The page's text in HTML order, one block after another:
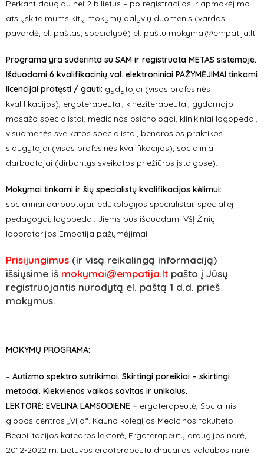
Perkant daugiau nei 2 bilietus – po registracijos ir apmokėjimo
atsiųskite mums kitų mokymų dalyvių duomenis (vardas,
pavardė, el. paštas, specialybė) el. paštu mokymai@empatija.lt
Programa yra suderinta su SAM ir registruota METAS sistemoje.
Išduodami 6 kvalifikacinių val. elektroniniai PAŽYMĖJIMAI tinkami
licencijai pratęsti / gauti: gydytojai (visos profesinės
kvalifikacijos), ergoterapeutai, kineziterapeutai, gydomojo
masažo specialistai, medicinos psichologai, klinikiniai logopedai,
visuomenės sveikatos specialistai, bendrosios praktikos
slaugytojai (visos profesinės kvalifikacijos), socialiniai
darbuotojai (dirbantys sveikatos priežiūros įstaigose).
Mokymai tinkami ir šių specialistų kvalifikacijos kėlimui:
socialiniai darbuotojai, edukologijos specialistai, specialieji
pedagogai, logopedai. Jiems bus išduodami VšĮ Žinių
laboratorijos Empatija pažymėjimai.
Prisijungimus (ir visą reikalingą informaciją)
išsiųsime iš mokymai@empatija.lt pašto į Jūsų
registruojantis nurodytą el. paštą 1 d.d. prieš
mokymus.
MOKYMŲ PROGRAMA:
– Autizmo spektro sutrikimai. Skirtingi poreikiai – skirtingi
metodai. Kiekvienas vaikas savitas ir unikalus.
LEKTORĖ: EVELINA LAMSODIENĖ – ergoterapeutė, Socialinis
globos centras „Vija“. Kauno kolegijos Medicinos fakulteto
Reabilitacijos katedros lektorė, Ergoterapeutų draugijos narė,
2012-2022 m. Lietuvos ergoterapeutų draugijos valdybos narė.